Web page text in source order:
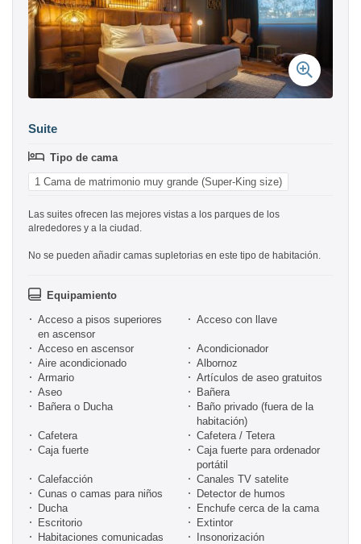
Suite
Tipo de cama
1 Cama de matrimonio muy grande (Super-King size)
Las suites ofrecen las mejores vistas a los parques de los
alrededores y a la ciudad.
No se pueden añadir camas supletorias en este tipo de habitación.
Equipamiento
Acceso a pisos superiores
en ascensor
Acceso con llave
Acceso en ascensor
Acondicionador
Aire acondicionado
Albornoz
Armario
Artículos de aseo gratuitos
Aseo
Bañera
Bañera o Ducha
Baño privado (fuera de la
habitación)
Cafetera
Cafetera / Tetera
Caja fuerte
Caja fuerte para ordenador
portátil
Calefacción
Canales TV satelite
Cunas o camas para niños
Detector de humos
Ducha
Enchufe cerca de la cama
Escritorio
Extintor
Habitaciones comunicadas
Insonorización